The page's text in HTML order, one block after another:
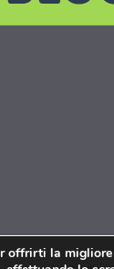
offrirti la